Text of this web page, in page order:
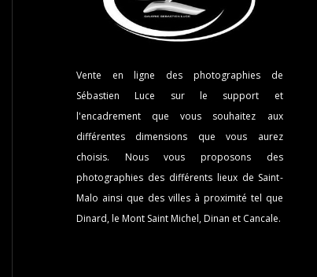
Vente en ligne des photographies de
Sébastien Luce sur le support et
l'encadrement que vous souhaitez aux
différentes dimensions que vous aurez
choisis. Nous vous proposons des
photographies des différents lieux de Saint-
Malo ainsi que des villes à proximité tel que
Dinard, le Mont Saint Michel, Dinan et Cancale.